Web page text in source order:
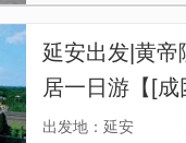
延安出发|黄帝
居一日游【[
咨询客服，如
出发地：延安